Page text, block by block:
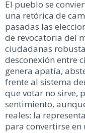
El pueblo se
una retórica de
pasadas las
de revocatoria del
ciudadanas
desconexión entre
genera apatía,
frente al sistema
que votar no sirve,
sentimiento,
reales: la
para convertirse